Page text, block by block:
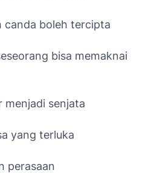
canda boleh tercipta
bisa memaknai
menjadi senjata
yang terluka
perasaan